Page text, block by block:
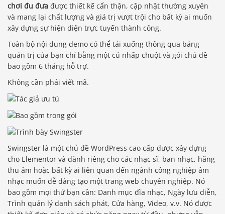
chơi đu đưa được thiết kế cẩn thận, cập nhật thường xuyên
và mang lại chất lượng và giá trị vượt trội cho bất kỳ ai muốn
xây dựng sự hiện diện trực tuyến thành công.
Toàn bộ nội dung demo có thể tải xuống thông qua bảng
quản trị của bạn chỉ bằng một cú nhấp chuột và gói chủ đề
bao gồm 6 tháng hỗ trợ.
Không cần phải viết mã.
Swingster là một chủ đề WordPress cao cấp được xây dựng
cho Elementor và dành riêng cho các nhạc sĩ, ban nhạc, hãng
thu âm hoặc bất kỳ ai liên quan đến ngành công nghiệp âm
nhạc muốn dễ dàng tạo một trang web chuyên nghiệp. Nó
bao gồm mọi thứ bạn cần: Danh mục đĩa nhạc, Ngày lưu diễn,
Trình quản lý danh sách phát, Cửa hàng, Video, v.v. Nó được